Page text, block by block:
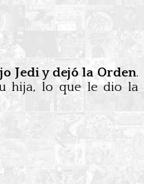
Jedi y dejó la Orden.
hija, lo que le dio la